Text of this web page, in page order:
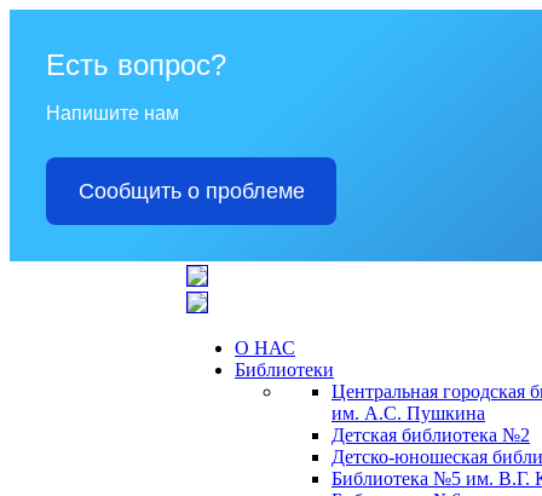
Есть вопрос?
Напишите нам
Сообщить о проблеме
О НАС
Библиотеки
Центральная городская
им. А.С. Пушкина
Детская библиотека №2
Детско-юношеская
Библиотека №5 им. В.Г.